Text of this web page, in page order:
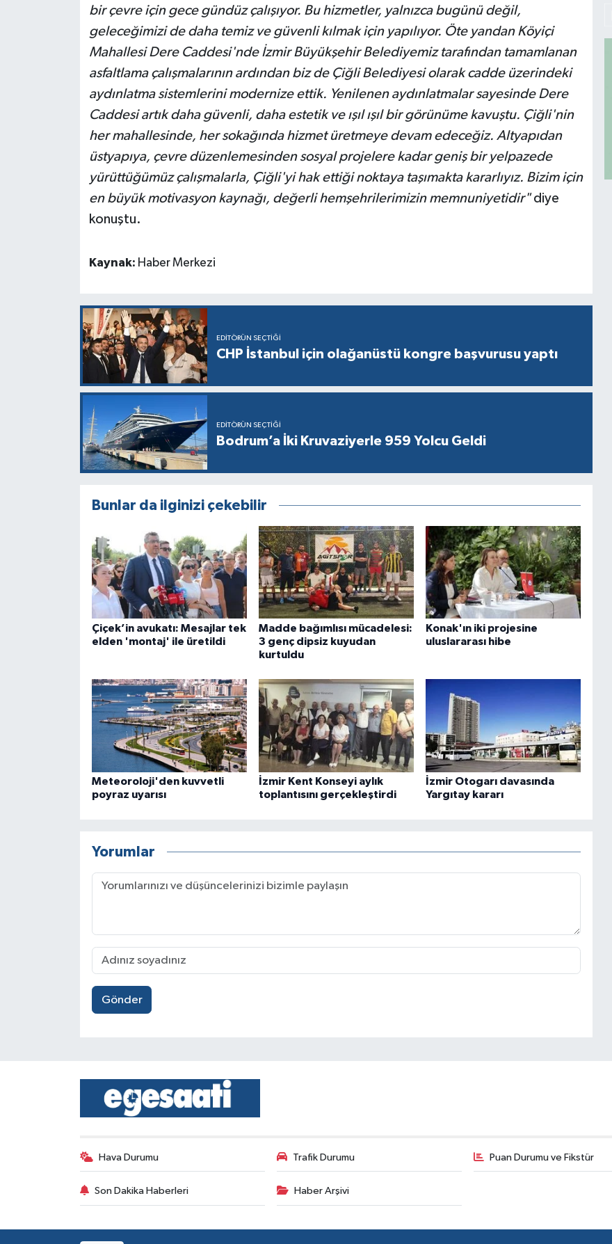
bir çevre için gece gündüz çalışıyor. Bu hizmetler, yalnızca bugünü değil,
geleceğimizi de daha temiz ve güvenli kılmak için yapılıyor. Öte yandan Köyiçi
Mahallesi Dere Caddesi'nde İzmir Büyükşehir Belediyemiz tarafından tamamlanan
asfaltlama çalışmalarının ardından biz de Çiğli Belediyesi olarak cadde üzerindeki
aydınlatma sistemlerini modernize ettik. Yenilenen aydınlatmalar sayesinde Dere
Caddesi artık daha güvenli, daha estetik ve ışıl ışıl bir görünüme kavuştu. Çiğli'nin
her mahallesinde, her sokağında hizmet üretmeye devam edeceğiz. Altyapıdan
üstyapıya, çevre düzenlemesinden sosyal projelere kadar geniş bir yelpazede
yürüttüğümüz çalışmalarla, Çiğli'yi hak ettiği noktaya taşımakta kararlıyız. Bizim için
en büyük motivasyon kaynağı, değerli hemşehrilerimizin memnuniyetidir"diye
konuştu.
Kaynak: Haber Merkezi
EDITÖRÜN SEÇTIĞI
CHP İstanbul için olağanüstü kongre başvurusu yaptı
EDITÖRÜN SEÇTIĞI
Bodrum’a İki Kruvaziyerle 959 Yolcu Geldi
Bunlar da ilginizi çekebilir
Çiçek’in avukatı: Mesajlar tek
elden 'montaj' ile üretildi
Madde bağımlısı mücadelesi:
3 genç dipsiz kuyudan
kurtuldu
Konak'ın iki projesine
uluslararası hibe
Meteoroloji'den kuvvetli
poyraz uyarısı
İzmir Kent Konseyi aylık
toplantısını gerçekleştirdi
İzmir Otogarı davasında
Yargıtay kararı
Yorumlar
Gönder
Hava Durumu Trafik Durumu Puan Durumu ve Fikstür
Son Dakika Haberleri Haber Arşivi